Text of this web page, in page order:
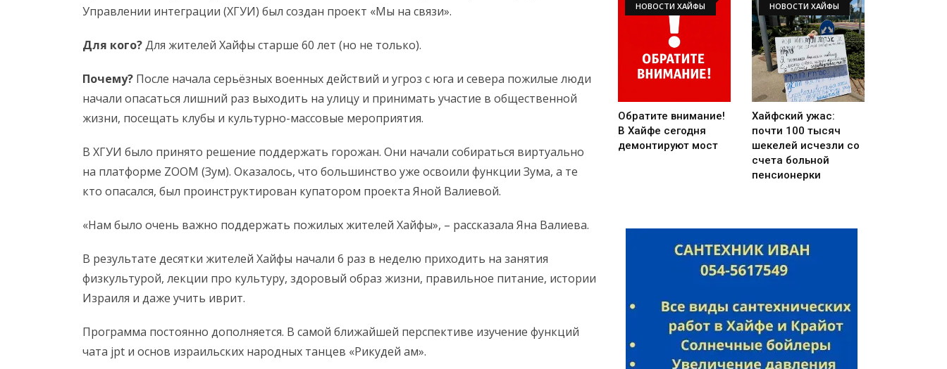
Управлении интеграции (ХГУИ) был создан проект «Мы на связи».
Для кого?Для жителей Хайфы старше 60 лет (но не только).
Почему? После начала серьёзных военных действий и угроз с юга и севера пожилые люди
начали опасаться лишний раз выходить на улицу и принимать участие в общественной
жизни, посещать клубы и культурно-массовые мероприятия.
В ХГУИ было принято решение поддержать горожан. Они начали собираться виртуально
на платформе ZООM (Зум). Оказалось, что большинство уже освоили функции Зума, а те
кто опасался, был проинструктирован купатором проекта Яной Валиевой.
«Нам было очень важно поддержать пожилых жителей Хайфы», – рассказала Яна Валиева.
В результате десятки жителей Хайфы начали 6 раз в неделю приходить на занятия
физкультурой, лекции про культуру, здоровый образ жизни, правильное питание, истории
Израиля и даже учить иврит.
Программа постоянно дополняется. В самой ближайшей перспективе изучение функций
чата jpt и основ израильских народных танцев «Рикудей ам».
НОВОСТИ ХАЙФЫ
Обратите внимание!
В Хайфе сегодня
демонтируют мост
НОВОСТИ ХАЙФЫ
Хайфский ужас:
почти 100 тысяч
шекелей исчезли со
счета больной
пенсионерки